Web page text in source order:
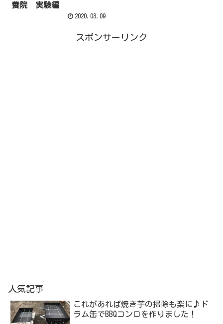
養院 実験編
2020.08.09
スポンサーリンク
人気記事
これがあれば焼き芋の掃除も楽に♪ド
ラム缶でBBQコンロを作りました！